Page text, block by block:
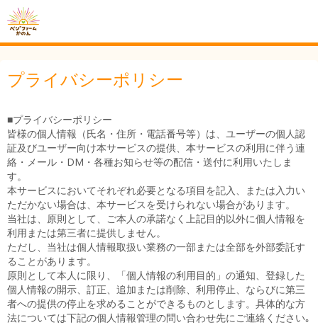
プライバシーポリシー
■プライバシーポリシー
皆様の個人情報（氏名・住所・電話番号等）は、ユーザーの個人認
証及びユーザー向け本サービスの提供、本サービスの利用に伴う連
絡・メール・DM・各種お知らせ等の配信・送付に利用いたしま
す。
本サービスにおいてそれぞれ必要となる項目を記入、または入力い
ただかない場合は、本サービスを受けられない場合があります。
当社は、原則として、ご本人の承諾なく上記目的以外に個人情報を
利用または第三者に提供しません。
ただし、当社は個人情報取扱い業務の一部または全部を外部委託す
ることがあります。
原則として本人に限り、「個人情報の利用目的」の通知、登録した
個人情報の開示、訂正、追加または削除、利用停止、ならびに第三
者への提供の停止を求めることができるものとします。具体的な方
法については下記の個人情報管理の問い合わせ先にご連絡ください｡